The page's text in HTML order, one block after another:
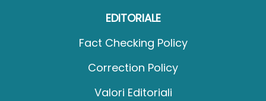
EDITORIALE
Fact Checking Policy
Correction Policy
Valori Editoriali